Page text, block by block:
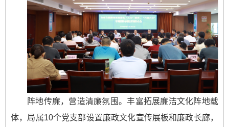
阵地传廉，营造清廉氛围。丰富拓展廉洁文化阵地载
体，局属10个党支部设置廉政文化宣传展板和廉政长廊，